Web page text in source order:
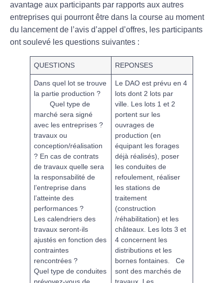
avantage aux participants par rapports aux autres
entreprises qui pourront être dans la course au moment
du lancement de l’avis d’appel d’offres, les participants
ont soulevé les questions suivantes :
QUESTIONS REPONSES
Dans quel lot se trouve
la partie production ?
Quel type de
marché sera signé
avec les entreprises ?
travaux ou
conception/réalisation
? En cas de contrats
de travaux quelle sera
la responsabilité de
l’entreprise dans
l’atteinte des
performances ?
Les calendriers des
travaux seront-ils
ajustés en fonction des
contraintes
rencontrées ?
Quel type de conduites
Le DAO est prévu en 4
lots dont 2 lots par
ville. Les lots 1 et 2
portent sur les
ouvrages de
production (en
équipant les forages
déjà réalisés), poser
les conduites de
refoulement, réaliser
les stations de
traitement
(construction
/réhabilitation) et les
châteaux. Les lots 3 et
4 concernent les
distributions et les
bornes fontaines.Ce
sont des marchésde